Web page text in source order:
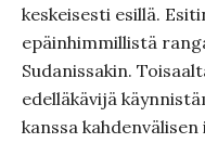
keskeisesti esillä.
epäinhimmillistä
Sudanissakin.
edelläkävijä
kanssa